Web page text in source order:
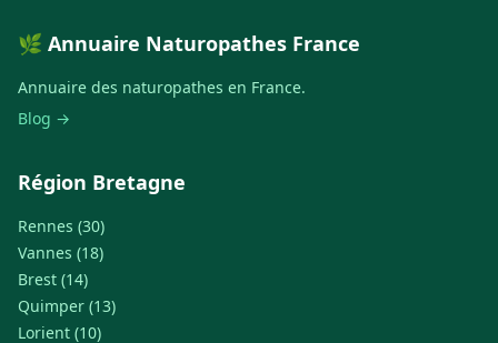
🌿 Annuaire Naturopathes France
Annuaire des naturopathes en France.
Blog →
Région Bretagne
Rennes (30)
Vannes (18)
Brest (14)
Quimper (13)
Lorient (10)